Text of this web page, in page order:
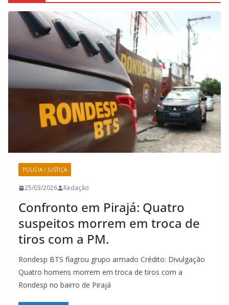
POLICIA / JUSTIÇA
25/03/2026 Redação
Confronto em Pirajá: Quatro
suspeitos morrem em troca de
tiros com a PM.
Rondesp BTS flagrou grupo armado Crédito: Divulgação
Quatro homens morrem em troca de tiros com a
Rondesp no bairro de Pirajá